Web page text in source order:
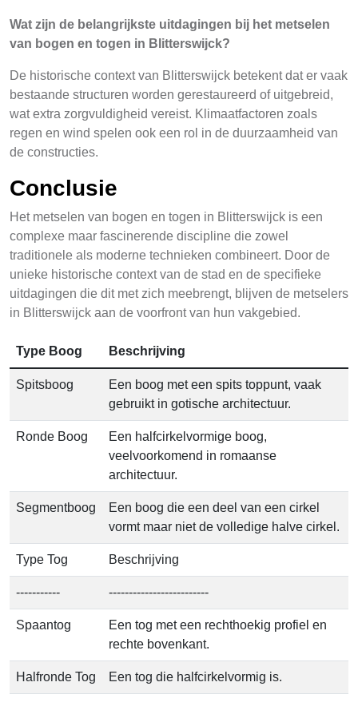
Wat zijn de belangrijkste uitdagingen bij het metselen
van bogen en togen in Blitterswijck?
De historische context van Blitterswijck betekent dat er vaak
bestaande structuren worden gerestaureerd of uitgebreid,
wat extra zorgvuldigheid vereist. Klimaatfactoren zoals
regen en wind spelen ook een rol in de duurzaamheid van
de constructies.
Conclusie
Het metselen van bogen en togen in Blitterswijck is een
complexe maar fascinerende discipline die zowel
traditionele als moderne technieken combineert. Door de
unieke historische context van de stad en de specifieke
uitdagingen die dit met zich meebrengt, blijven de metselers
in Blitterswijck aan de voorfront van hun vakgebied.
Type Boog Beschrijving
Spitsboog
Een boog met een spits toppunt, vaak
gebruikt in gotische architectuur.
Ronde Boog
Een halfcirkelvormige boog,
veelvoorkomend in romaanse
architectuur.
Segmentboog
Een boog die een deel van een cirkel
vormt maar niet de volledige halve cirkel.
Type Tog Beschrijving
----------- -------------------------
Spaantog
Een tog met een rechthoekig profiel en
rechte bovenkant.
Halfronde Tog Een tog die halfcirkelvormig is.